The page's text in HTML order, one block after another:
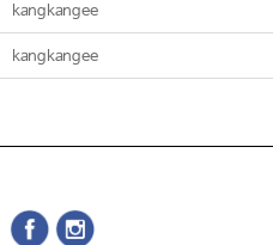
kangkangee
kangkangee